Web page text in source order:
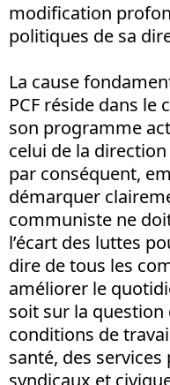
modification
politiques de sa
La cause
PCF réside dans
son programme
celui de la
par conséquent,
démarquer
communiste ne
l’écart des luttes
dire de tous les
améliorer le
soit sur la question
conditions de
santé, des
syndicaux et